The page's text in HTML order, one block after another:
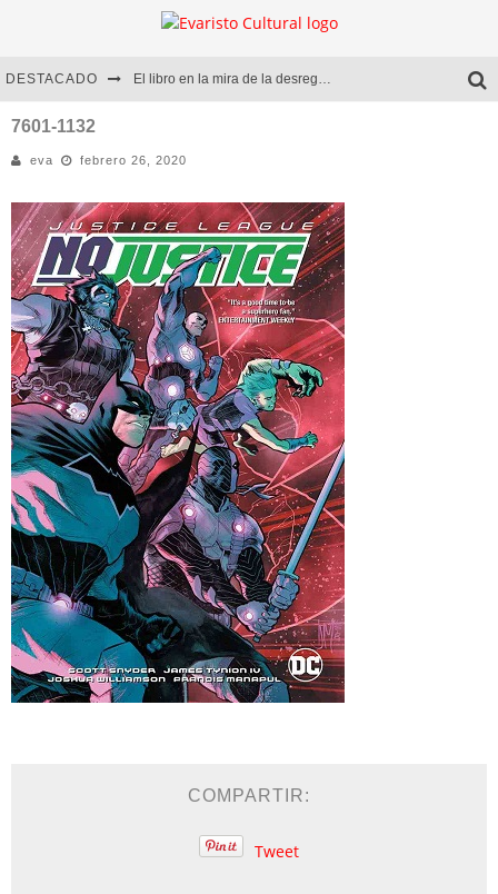
DESTACADO El libro en la mira de la desregulación
Diego Meret | Hotel Acapulco
Alejandra Correa | La nieve
7601-1132
eva febrero 26, 2020
COMPARTIR:
Tweet